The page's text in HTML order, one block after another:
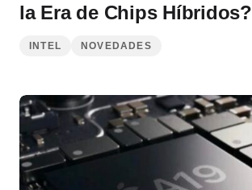
la Era de Chips Híbridos?
INTEL NOVEDADES